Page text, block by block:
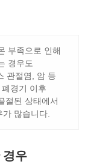
부족으로 인해
경우도
관절염, 암 등
경기 이후
절된 상태에서
많습니다.
경우